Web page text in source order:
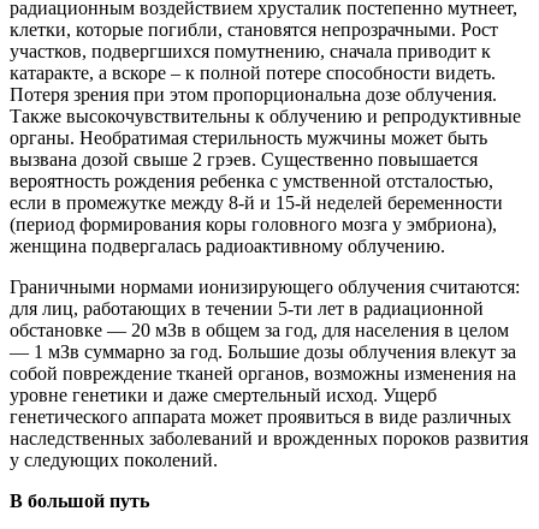
радиационным воздействием хрусталик постепенно мутнеет,
клетки, которые погибли, становятся непрозрачными. Рост
участков, подвергшихся помутнению, сначала приводит к
катаракте, а вскоре – к полной потере способности видеть.
Потеря зрения при этом пропорциональна дозе облучения.
Также высокочувствительны к облучению и репродуктивные
органы. Необратимая стерильность мужчины может быть
вызвана дозой свыше 2 грэев. Существенно повышается
вероятность рождения ребенка с умственной отсталостью,
если в промежутке между 8-й и 15-й неделей беременности
(период формирования коры головного мозга у эмбриона),
женщина подвергалась радиоактивному облучению.
Граничными нормами ионизирующего облучения считаются:
для лиц, работающих в течении 5-ти лет в радиационной
обстановке — 20 мЗв в общем за год, для населения в целом
— 1 мЗв суммарно за год. Большие дозы облучения влекут за
собой повреждение тканей органов, возможны изменения на
уровне генетики и даже смертельный исход. Ущерб
генетического аппарата может проявиться в виде различных
наследственных заболеваний и врожденных пороков развития
у следующих поколений.
В большой путь